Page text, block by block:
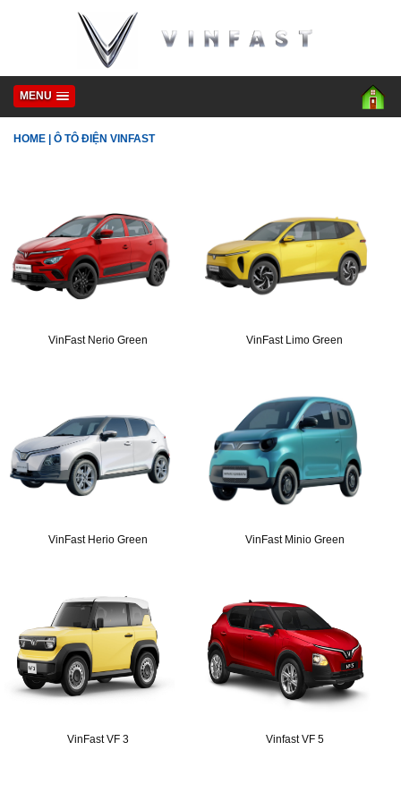
MENU
HOME Ô TÔ ĐIỆN VINFAST
VinFast Nerio Green VinFast Limo Green
VinFast Herio Green VinFast Minio Green
VinFast VF 3 Vinfast VF 5